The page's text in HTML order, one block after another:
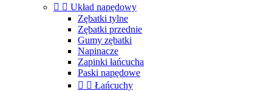
  Układ napędowy
Zębatki tylne
Zębatki przednie
Gumy zębatki
Napinacze
Zapinki łańcucha
Paski napędowe
  Łańcuchy